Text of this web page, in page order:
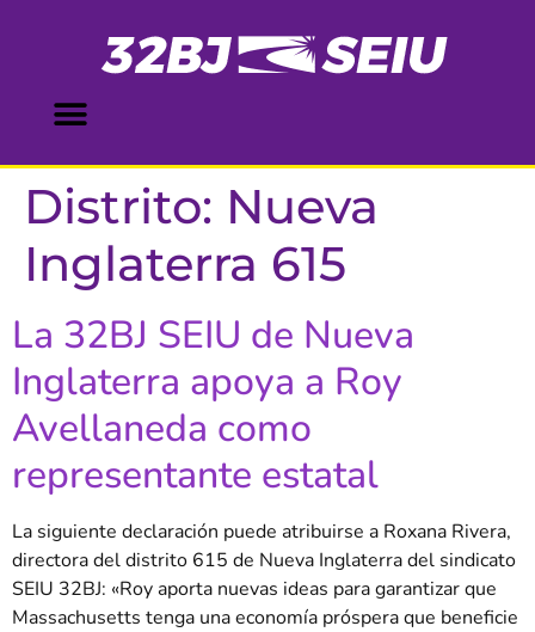
Distrito: Nueva
Inglaterra 615
La 32BJ SEIU de Nueva
Inglaterra apoya a Roy
Avellaneda como
representante estatal
La siguiente declaración puede atribuirse a Roxana Rivera,
directora del distrito 615 de Nueva Inglaterra del sindicato
SEIU 32BJ: «Roy aporta nuevas ideas para garantizar que
Massachusetts tenga una economía próspera que beneficie